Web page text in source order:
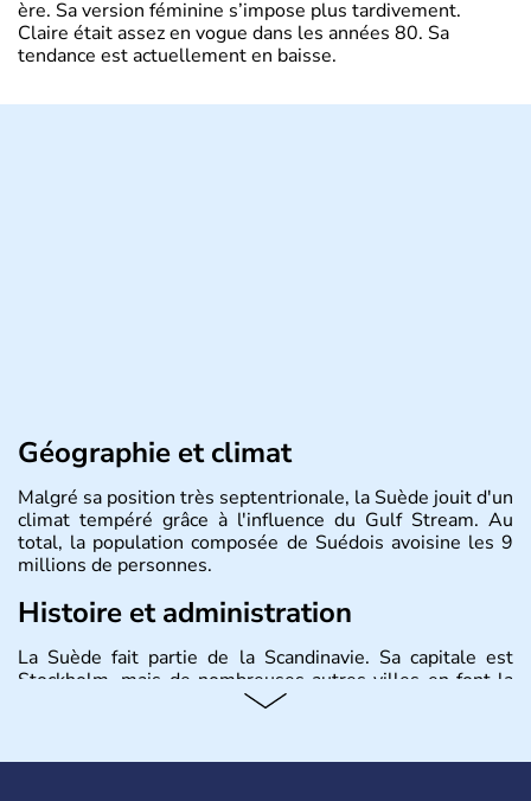
ère. Sa version féminine s’impose plus tardivement.
Claire était assez en vogue dans les années 80. Sa
tendance est actuellement en baisse.
Géographie et climat
Malgré sa position très septentrionale, la Suède jouit d'un
climat tempéré grâce à l'influence du Gulf Stream. Au
total, la population composée de Suédois avoisine les 9
millions de personnes.
Histoire et administration
La Suède fait partie de la Scandinavie. Sa capitale est
Stockholm, mais de nombreuses autres villes en font la
renommée comme Malmö et Göteborg. Elle fait partie de
possède un roi mais qui n'a qu'un rôle symbolique. La